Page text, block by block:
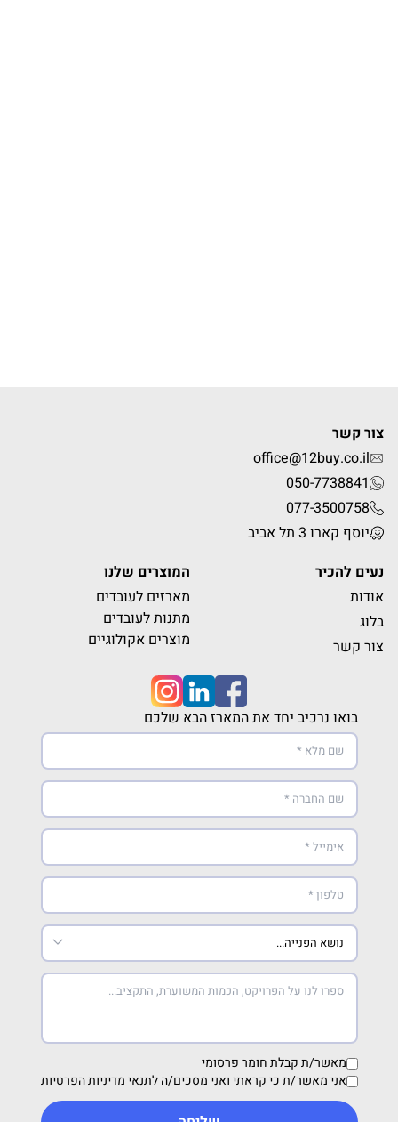
צור קשר
office@12buy.co.il
050-7738841
077-3500758
יוסף קארו 3 תל אביב
נעים להכיר
אודות
בלוג
צור קשר
המוצרים שלנו
מארזים לעובדים
מתנות לעובדים
מוצרים אקולוגיים
בואו נרכיב יחד את המארז הבא שלכם
מאשר/ת קבלת חומר פרסומי
אני מאשר/ת כי קראתי ואני מסכים/ה לתנאי מדיניות הפרטיות